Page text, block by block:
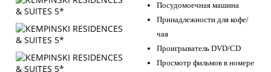
Посудомоечная машина
Принадлежности для кофе/
чая
Проигрыватель DVD/CD
Просмотр фильмов в номере